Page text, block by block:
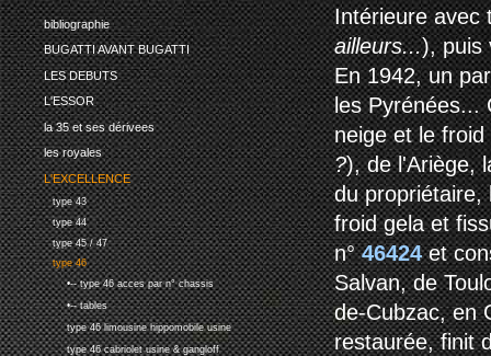
bibliographie
BUGATTI AVANT BUGATTI
LES DEBUTS
L'ESSOR
la 35 et ses dérivees
les royales
L'EXCELLENCE
type 43
type 44
type 45 / 47
type 46
•-- type 46 acces par n° chassis
•-- tables
type 46 limousine hippomobile usine
type 46 cabriolet usine & gangloff
Intérieure avec
ailleurs...), puis
En 1942, un
les Pyrénées...
neige et le
?), de l'Ariège,
du propriétaire,
froid gela et
n°46424et
Salvan, de
de-Cubzac, en
restaurée, finit